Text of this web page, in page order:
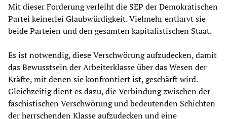
Mit dieser Forderung verleiht die SEP der Demokratischen
Partei keinerlei Glaubwürdigkeit. Vielmehr entlarvt sie
beide Parteien und den gesamten kapitalistischen Staat.
Es ist notwendig, diese Verschwörung aufzudecken, damit
das Bewusstsein der Arbeiterklasse über das Wesen der
Kräfte, mit denen sie konfrontiert ist, geschärft wird.
Gleichzeitig dient es dazu, die Verbindung zwischen der
faschistischen Verschwörung und bedeutenden Schichten
der herrschenden Klasse aufzudecken und eine